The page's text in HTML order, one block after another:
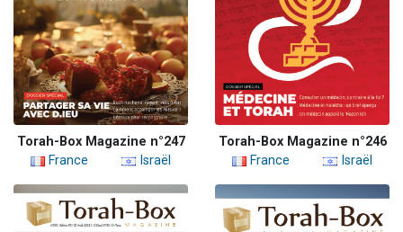
Torah-Box Magazine n°247
France
Israël
Torah-Box Magazine n°246
France
Israël